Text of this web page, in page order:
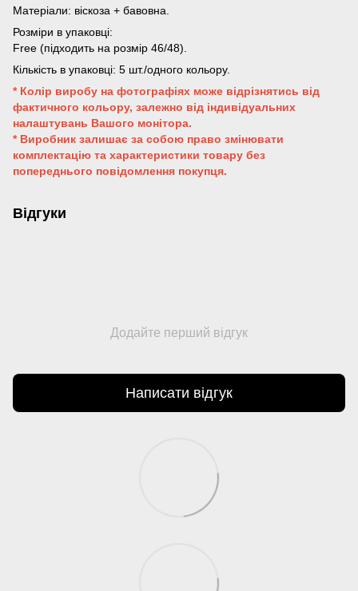
Матеріали: віскоза + бавовна.
Розміри в упаковці:
Free (підходить на розмір 46/48).
Кількість в упаковці: 5 шт./одного кольору.
* Колір виробу на фотографіях може відрізнятись від
фактичного кольору, залежно від індивідуальних
налаштувань Вашого монітора.
* Виробник залишає за собою право змінювати
комплектацію та характеристики товару без
попереднього повідомлення покупця.
Відгуки
Додайте перший відгук
Написати відгук